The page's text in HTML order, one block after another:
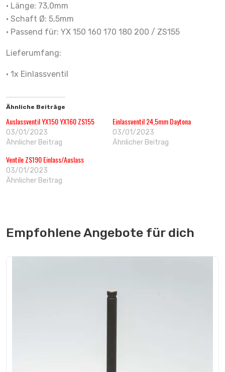
• Länge: 73,0mm
• Schaft Ø: 5,5mm
• Passend für: YX 150 160 170 180 200 / ZS155
Lieferumfang:
• 1x Einlassventil
Ähnliche Beiträge
Auslassventil YX150 YX160 ZS155
03/01/2023
Ähnlicher Beitrag
Einlassventil 24,5mm Daytona
03/01/2023
Ähnlicher Beitrag
Ventile ZS190 Einlass/Auslass
03/01/2023
Ähnlicher Beitrag
Empfohlene Angebote für dich